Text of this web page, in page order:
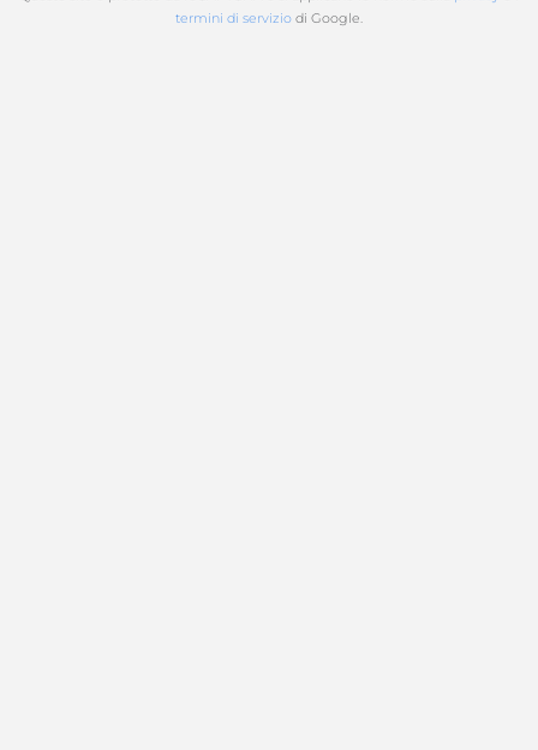
termini di servizio di Google.